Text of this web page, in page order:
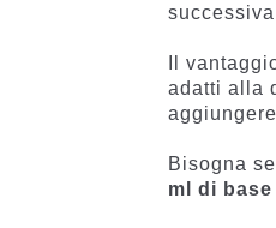
Il
adatti alla
Bisogna
ml di